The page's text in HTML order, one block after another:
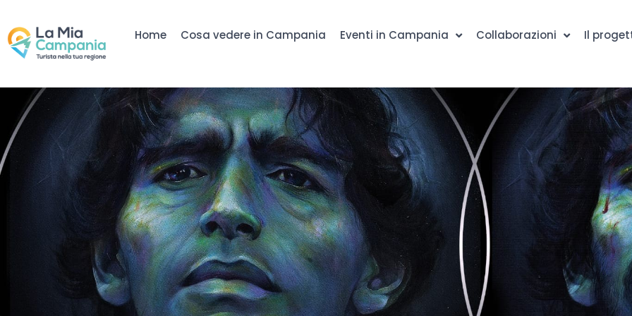
Home Cosa vedere in Campania Eventi in Campania Collaborazioni Il